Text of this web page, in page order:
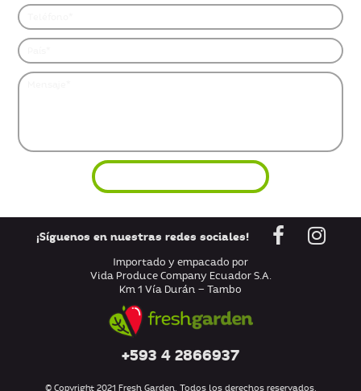
¡Síguenos en nuestras redes sociales!
Importado y empacado por
Vida Produce Company Ecuador S.A.
Km 1 Vía Durán – Tambo
+593 4 2866937
© Copyright 2021 Fresh Garden. Todos los derechos reservados.